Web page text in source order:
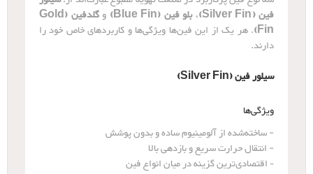
فین (Silver Fin)
،بلو فین (Blue Fin) و
گلدفین (Gold
Fin) . هر یک از این فین‌ها ویژگی‌ها و کاربردهای خاص خود را
دارند.
سیلور فین (Silver Fin)
ویژگی‌ها
- ساخته‌شده از آلومینیوم ساده و بدون پوشش
- انتقال حرارت سریع و بازدهی بالا
​- اقتصادی‌ترین گزینه در میان انواع فین